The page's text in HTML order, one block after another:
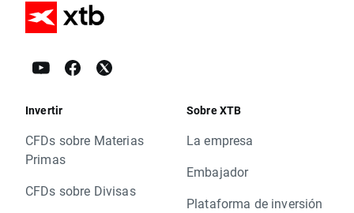
Invertir
CFDs sobre Materias
Primas
CFDs sobre Divisas
Sobre XTB
La empresa
Embajador
Plataforma de inversión